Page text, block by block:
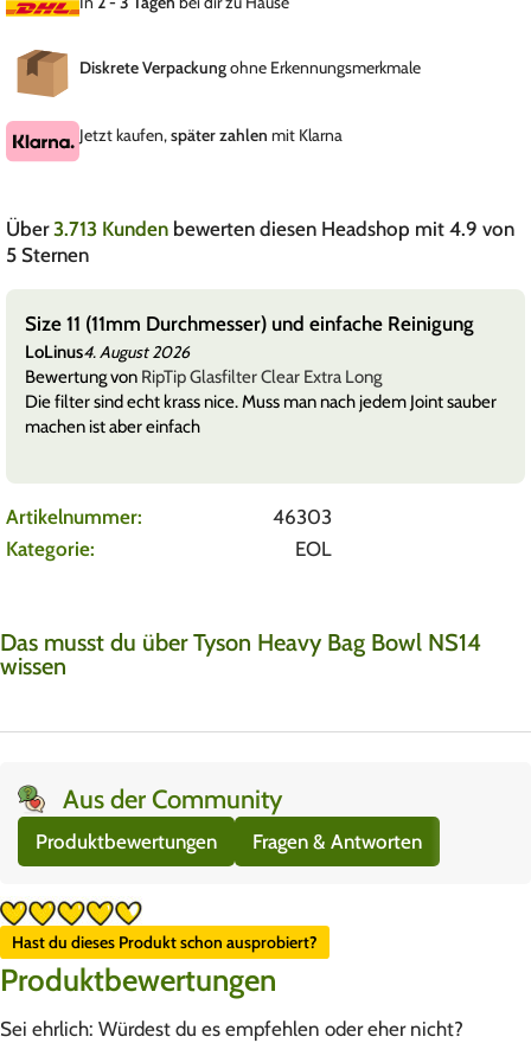
Diskrete Verpackungohne Erkennungsmerkmale
Jetzt kaufen,später zahlen mit Klarna
Über3.713 Kunden bewerten diesen Headshop mit 4.9 von
5 Sternen
Size 11 (11mm Durchmesser) und einfache Reinigung
LoLinus4. August 2026
Bewertung von RipTip Glasfilter Clear Extra Long
Die filter sind echt krass nice. Muss man nach jedem Joint sauber
machen ist aber einfach
Artikelnummer:
46303
Kategorie:
EOL
Das musst du über Tyson Heavy Bag Bowl NS14
wissen
Aus der Community
Produktbewertungen Fragen & Antworten
Hast du dieses Produkt schon ausprobiert?
Produktbewertungen
Sei ehrlich: Würdest du es empfehlen oder eher nicht?